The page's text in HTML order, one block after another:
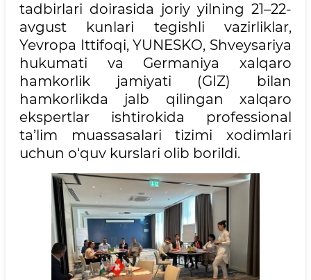
tadbirlari doirasida joriy yilning 21–22-
avgust kunlari tegishli vazirliklar,
Yevropa Ittifoqi, YUNESKO, Shveysariya
hukumati va Germaniya xalqaro
hamkorlik jamiyati (GIZ) bilan
hamkorlikda jalb qilingan xalqaro
ekspertlar ishtirokida professional
ta’lim muassasalari tizimi xodimlari
uchun o‘quv kurslari olib borildi.